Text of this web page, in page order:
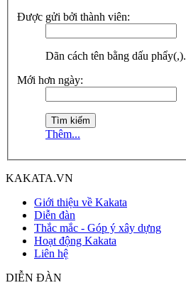
Được gửi bởi thành viên:
Dãn cách tên bằng dấu phẩy(,).
Mới hơn ngày:
Thêm...
KAKATA.VN
Giới thiệu về Kakata
Diễn đàn
Thắc mắc - Góp ý xây dựng
Hoạt động Kakata
Liên hệ
DIỄN ĐÀN